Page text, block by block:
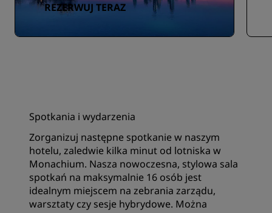
REZERWUJ TERAZ
Spotkania i wydarzenia
Zorganizuj następne spotkanie w naszym
hotelu, zaledwie kilka minut od lotniska w
Monachium. Nasza nowoczesna, stylowa sala
spotkań na maksymalnie 16 osób jest
idealnym miejscem na zebrania zarządu,
warsztaty czy sesje hybrydowe. Można